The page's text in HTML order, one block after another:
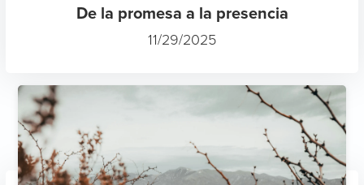
De la promesa a la presencia
11/29/2025